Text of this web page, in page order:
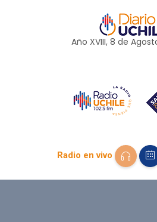
Año XVIII, 8 de
Radio en vivo